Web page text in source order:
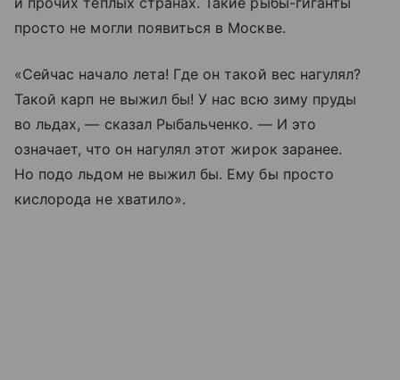
просто не могли появиться в Москве.
«Сейчас начало лета! Где он такой вес нагулял?
Такой карп не выжил бы! У нас всю зиму пруды
во льдах, — сказал Рыбальченко. — И это
означает, что он нагулял этот жирок заранее.
Но подо льдом не выжил бы. Ему бы просто
кислорода не хватило».